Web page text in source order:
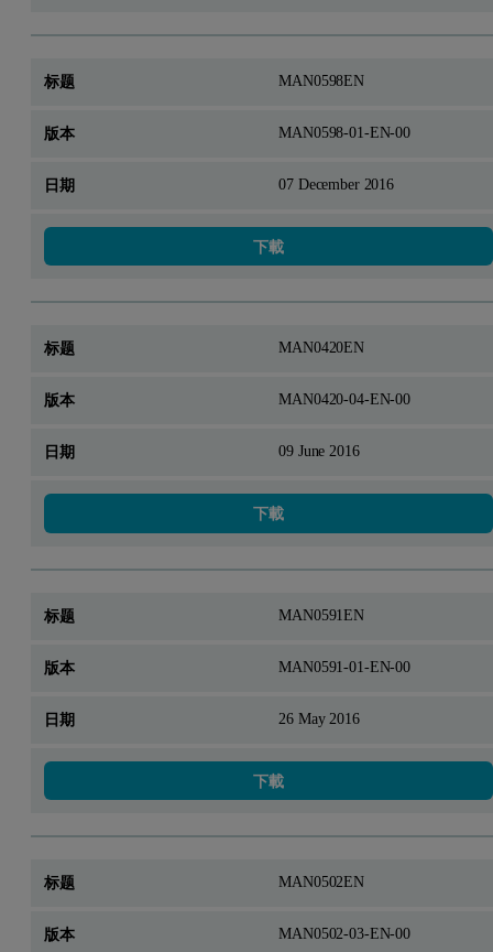
MAN0598EN
MAN0598-01-EN-00
07 December 2016
下載
MAN0420EN
MAN0420-04-EN-00
09 June 2016
下載
MAN0591EN
MAN0591-01-EN-00
26 May 2016
下載
MAN0502EN
MAN0502-03-EN-00